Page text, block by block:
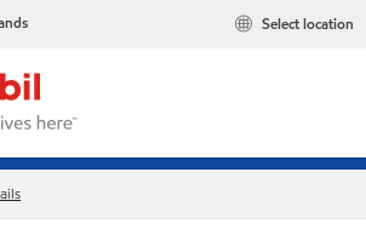
Select location